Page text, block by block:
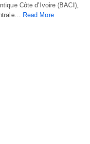
Côte d’Ivoire (BACI),
Read More